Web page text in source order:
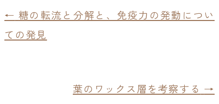
c
e
b
e
← 糖の転流と分解と、免疫力の発動につい
ての発見
葉のワックス層を考察する →